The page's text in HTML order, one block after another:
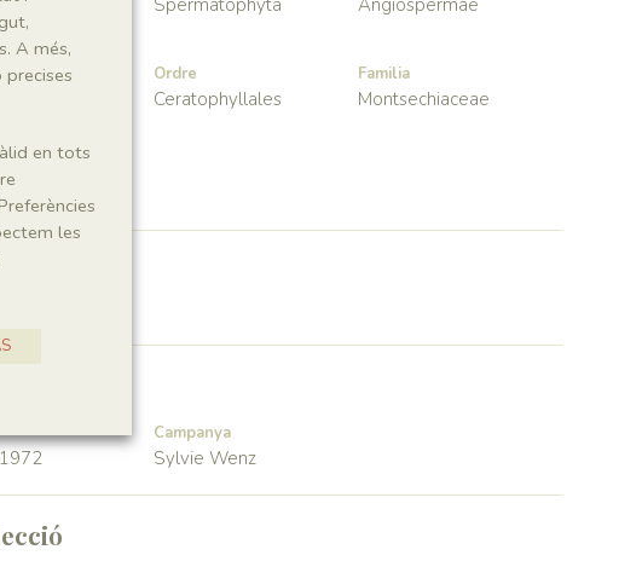
Spermatophyta Angiospermae
Ordre
Ceratophyllales
Familia
Montsechiaceae
Campanya
Sylvie Wenz
A més,
en tots
les